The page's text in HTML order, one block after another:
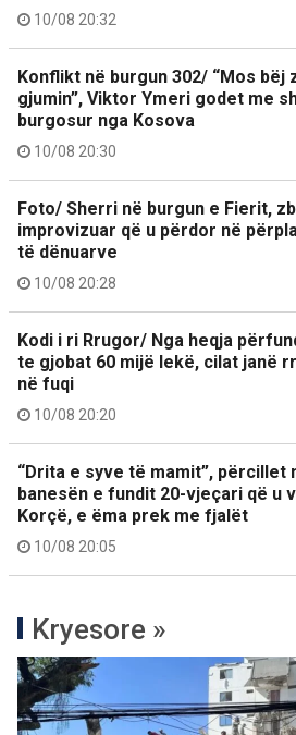
10/08 20:32
Konflikt në burgun 302/ “Mos bëj
gjumin”, Viktor Ymeri godet me
burgosur nga Kosova
10/08 20:30
Foto/ Sherri në burgun e Fierit,
improvizuar që u përdor në
të dënuarve
10/08 20:28
Kodi i ri Rrugor/ Nga heqja
te gjobat 60 mijë lekë, cilat janë
në fuqi
10/08 20:20
“Drita e syve të mamit”, përcillet
banesën e fundit 20-vjeçari që u
Korçë, e ëma prek me fjalët
10/08 20:05
Kryesore »